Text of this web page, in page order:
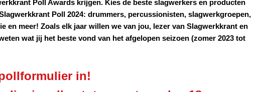
Poll Awards krijgen. Kies de beste slagwerkers en producten
Poll 2024: drummers, percussionisten, slagwerkgroepen,
en meer! Zoals elk jaar willen we van jou, lezer van Slagwerkkrant en
wat jij het beste vond van het afgelopen seizoen (zomer 2023 tot
in!